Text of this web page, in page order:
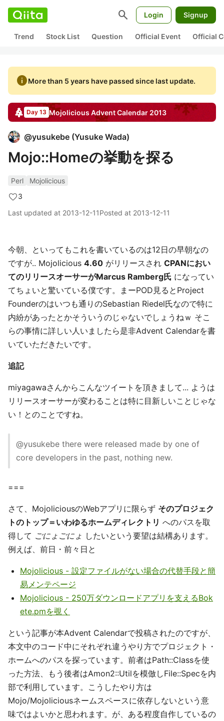
search Login Signup
Trend Stock List Question Official Event Official
infoMore than 5 years have passed since last update.
Day 13 Mojolicious Advent Calendar 2013
@yusukebe (Yusuke Wada)
Mojo::Homeの挙動を探る
Perl
Mojolicious
3
Last updated at 2013-12-11Posted at 2013-12-11
今朝、といってもこれを書いているのは12日の早朝なの
ですが.. Mojolicious 4.60 がリリースされ CPANにおい
てのリリースオーサーがMarcus Ramberg氏 になってい
てちょいと驚いている僕です。まーPOD見るとProject
Founderのはいつも通りのSebastian Riedel氏なので特に
内紛があったとかそういうのじゃないでしょうねｗ そこ
らの事情に詳しい人いましたら是非Advent Calendarを書
いていただきたいです。
追記
miyagawaさんからこんなツイートを頂きまして... ようは
リリースオーサーが変わることは特に目新しいことじゃな
い！とのことですね。
@yusukebe there were released made by one of
core developers in the past, nothing new.
===
さて、MojoliciousのWebアプリに限らず そのプロジェク
トのトップ＝いわゆるホームディレクトリ へのパスを取
得して ごにょごにょ したいという要望は結構あります。
例えば、前日・前々日と
Mojolicious - 設定ファイルがない場合の代替手段と簡
易メンテページ
Mojolicious - 250万ダウンロードアプリを支えるBok
ete.pmを覗く
という記事が本Advent Calendarで投稿されたのですが、
本文中のコード中にそれぞれ違うやり方でプロジェクト・
ホームへのパスを探っています。前者はPath::Classを使
った方法、もう後者はAmon2::Utilを模倣しFile::Specを内
部で利用しています。こうしたやり方は
Mojo/Mojoliciousネームスペースに依存しないという意
味ではよいかと思われます。が、ある程度自作しているの